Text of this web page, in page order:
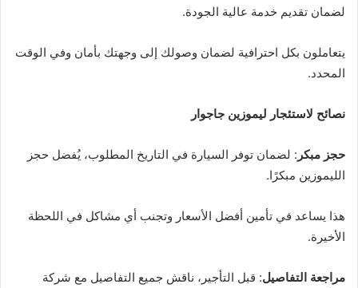
لضمان تقديم خدمة عالية الجودة.
يتعاملون بكل احترافية لضمان وصولك إلى وجهتك بأمان وفي الوقت
المحدد.
نصائح لاستئجار ليموزين جاجوار
حجز مبكر : لضمان توفر السيارة في التاريخ المطلوب، يُفضل حجز
الليموزين مبكرًا.
هذا يساعد في تأمين أفضل الأسعار وتجنب أي مشاكل في اللحظة
الأخيرة.
مراجعة التفاصيل: قبل التأجير، ناقش جميع التفاصيل مع شركة